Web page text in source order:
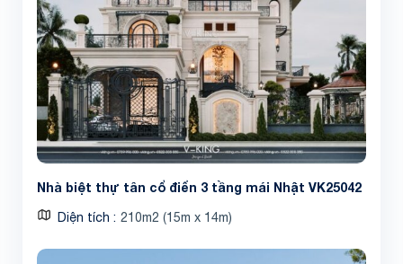
Nhà biệt thự tân cổ điển 3 tầng mái Nhật VK25042
Diện tích 210m2 (15m x 14m)